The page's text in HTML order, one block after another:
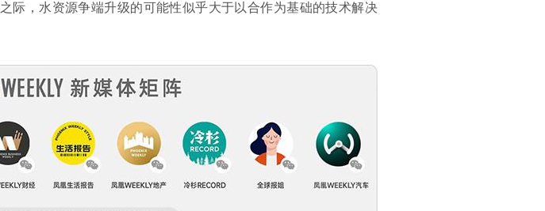
际，水资源争端升级的可能性似乎大于以合作为基础的技术解决